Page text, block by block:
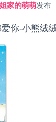
家的萌萌发布
你-小熊绒